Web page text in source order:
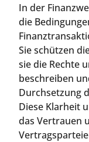
In der
die
Sie schützen
sie die Rechte
beschreiben
Durchsetzung
Diese Klarheit
das Vertrauen